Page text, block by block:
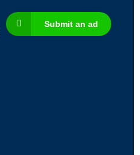
Submit an ad